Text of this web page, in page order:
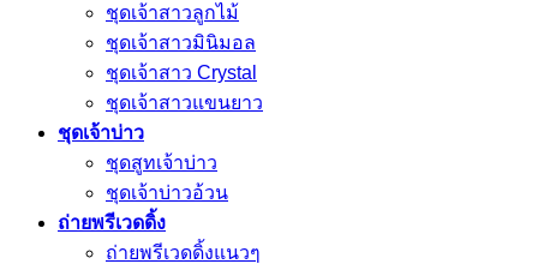
ชุดเจ้าสาวลูกไม้
ชุดเจ้าสาวมินิมอล
ชุดเจ้าสาว Crystal
ชุดเจ้าสาวแขนยาว
ชุดเจ้าบ่าว
ชุดสูทเจ้าบ่าว
ชุดเจ้าบ่าวอ้วน
ถ่ายพรีเวดดิ้ง
ถ่ายพรีเวดดิ้งแนวๆ